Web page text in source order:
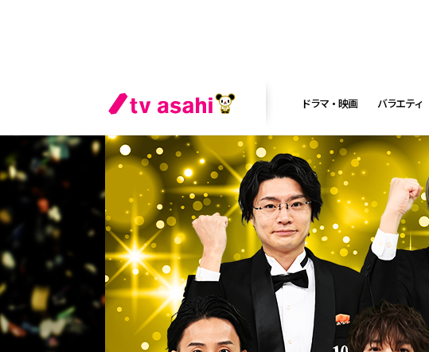
ドラマ・映画 バラエティ